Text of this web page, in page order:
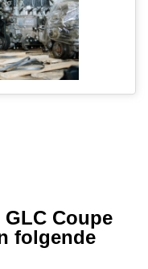
GLC Coupe
folgende